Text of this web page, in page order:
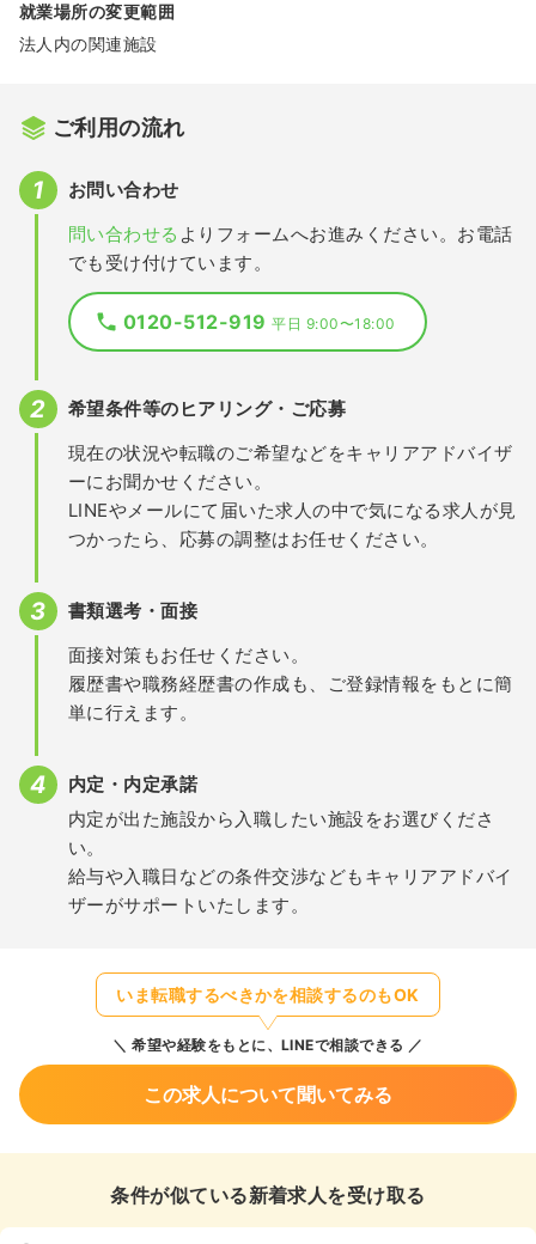
就業場所の変更範囲
法人内の関連施設
ご利用の流れ
お問い合わせ
問い合わせる よりフォームへお進みください。お電話
でも受け付けています。
0120-512-919平日 9:00〜18:00
希望条件等のヒアリング・ご応募
現在の状況や転職のご希望などをキャリアアドバイザ
ーにお聞かせください。
LINEやメールにて届いた求人の中で気になる求人が見
つかったら、応募の調整はお任せください。
書類選考・面接
面接対策もお任せください。
履歴書や職務経歴書の作成も、ご登録情報をもとに簡
単に行えます。
内定・内定承諾
内定が出た施設から入職したい施設をお選びくださ
い。
給与や入職日などの条件交渉などもキャリアアドバイ
ザーがサポートいたします。
いま転職するべきかを相談するのもOK
希望や経験をもとに、LINEで相談できる
この求人について聞いてみる
条件が似ている新着求人を受け取る